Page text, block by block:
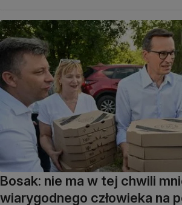
Bosak: nie ma w tej chwili
wiarygodnego człowieka na